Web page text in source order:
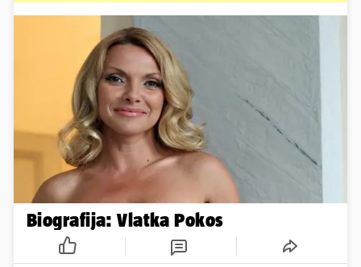
Biografija: Vlatka Pokos